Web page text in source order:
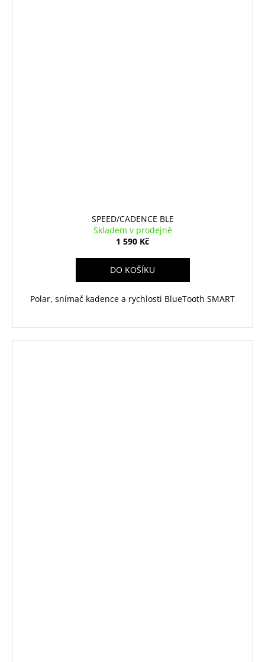
SPEED/CADENCE BLE
Skladem v prodejně
1 590 Kč
DO KOŠÍKU
Polar, snímač kadence a rychlosti BlueTooth SMART